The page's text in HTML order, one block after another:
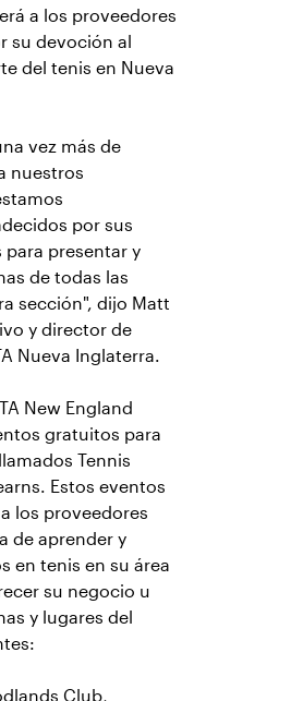
a los proveedores
su devoción al
del tenis en Nueva
vez más de
nuestros
por sus
para presentar y
de todas las
sección", dijo Matt
y director de
Nueva Inglaterra.
New England
gratuitos para
Tennis
Estos eventos
los proveedores
de aprender y
en tenis en su área
su negocio u
y lugares del
Club,